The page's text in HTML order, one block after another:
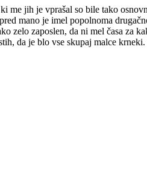
me jih je vprašal so bile tako
mano je imel popolnoma
zelo zaposlen, da ni mel časa
da je blo vse skupaj malce